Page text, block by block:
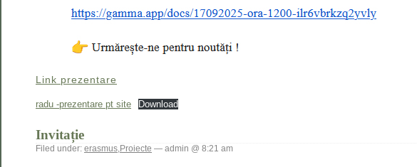
Link prezentare
radu -prezentare pt site Download
Invitație
Filed under: erasmus,Proiecte — admin @ 8:21 am